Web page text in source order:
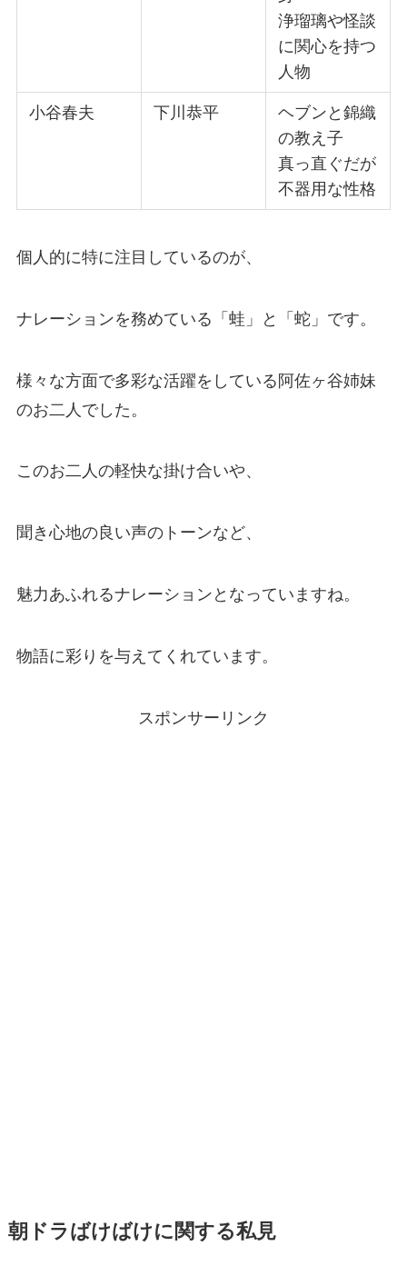
浄瑠璃や怪談
に関心を持つ
人物
小谷春夫 下川恭平
ヘブンと錦織
の教え子
真っ直ぐだが
不器用な性格
個人的に特に注目しているのが、
ナレーションを務めている「蛙」と「蛇」です。
様々な方面で多彩な活躍をしている阿佐ヶ谷姉妹
のお二人でした。
このお二人の軽快な掛け合いや、
聞き心地の良い声のトーンなど、
魅力あふれるナレーションとなっていますね。
物語に彩りを与えてくれています。
スポンサーリンク
朝ドラばけばけに関する私見